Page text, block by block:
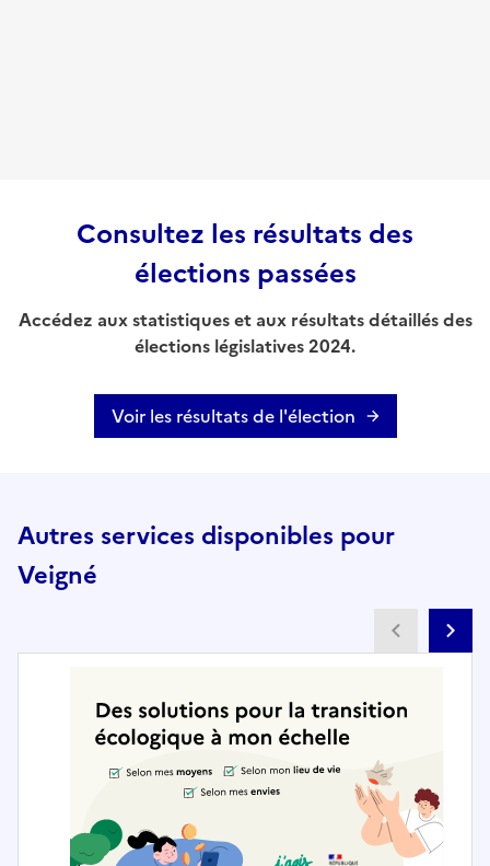
Consultez les résultats des
élections passées
Accédez aux statistiques et aux résultats détaillés des
élections législatives 2024.
Voir les résultats de l'élection
Autres services disponibles pour
Veigné